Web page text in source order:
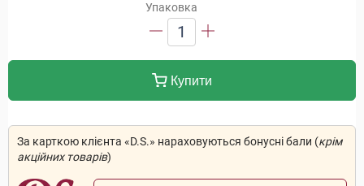
Упаковка
1
Купити
За карткою клієнта «D.S.» нараховуються бонусні бали (крім
акційних товарів)